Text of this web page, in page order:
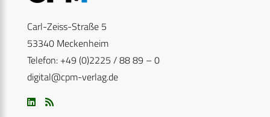
Carl-Zeiss-Straße 5
53340 Meckenheim
Telefon: +49 (0)2225 / 88 89 – 0
digital@cpm-verlag.de